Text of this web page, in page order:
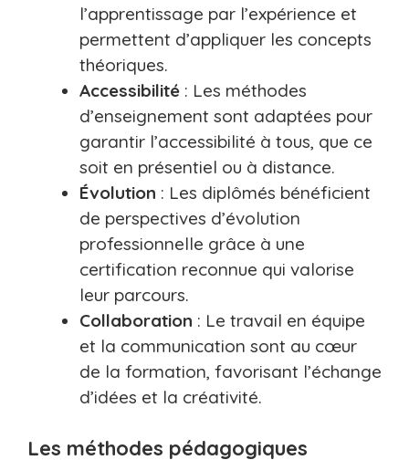
l’apprentissage par l’expérience et
permettent d’appliquer les concepts
théoriques.
Accessibilité : Les méthodes
d’enseignement sont adaptées pour
garantir l’accessibilité à tous, que ce
soit en présentiel ou à distance.
Évolution : Les diplômés bénéficient
de perspectives d’évolution
professionnelle grâce à une
certification reconnue qui valorise
leur parcours.
Collaboration : Le travail en équipe
et la communication sont au cœur
de la formation, favorisant l’échange
d’idées et la créativité.
Les méthodes pédagogiques